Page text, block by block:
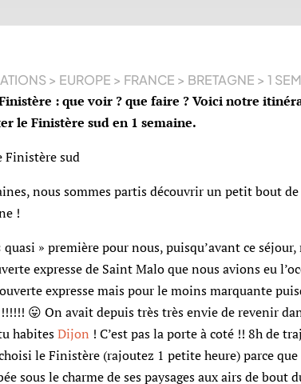
> EUROPE > FRANCE > BRETAGNE > 1
: que voir ? que faire ? Voici notre
le Finistère sud en 1 semaine.
nous sommes partis découvrir un petit bout
!
» première pour nous, puisqu’avant ce
expresse de Saint Malo que nous avions eu
expresse mais pour le moins marquante
!!!!!! 😛 On avait depuis très très envie de revenir
habitesDijon ! C’est pas la porte à coté !! 8h de
le Finistère (rajoutez 1 petite heure) parce
sous le charme de ses paysages aux airs de bout